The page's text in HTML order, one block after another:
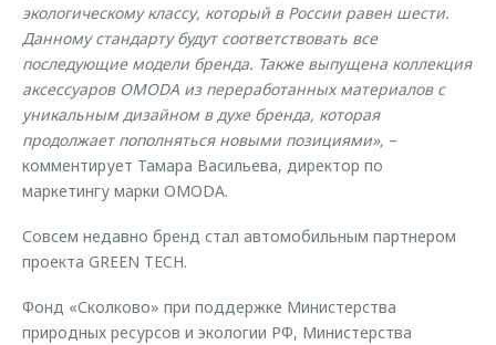
экологическому классу, который в России равен шести.
Данному стандарту будут соответствовать все
последующие модели бренда. Также выпущена коллекция
аксессуаров OMODA из переработанных материалов с
уникальным дизайном в духе бренда, которая
продолжает пополняться новыми позициями», –
комментирует Тамара Васильева, директор по
маркетингу марки OMODA.
Совсем недавно бренд стал автомобильным партнером
проекта GREEN TECH.
Фонд «Сколково» при поддержке Министерства
природных ресурсов и экологии РФ, Министерства